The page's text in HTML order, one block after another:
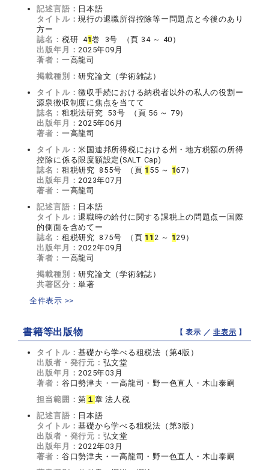
記述言語： 日本語
タイトル：現行の退職所得控除等ー問題点と今後のあり
方ー
誌名： 税研 41巻 3号 （頁 34 ～ 40）
出版年月：2025年09月
著者： 一高龍司
掲載種別：研究論文（学術雑誌）
タイトル：徴収手続における納税者以外の私人の役割ー
源泉徴収制度に焦点を当てて
誌名： 租税法研究 53号 （頁 56 ～ 79）
出版年月：2025年06月
著者： 一高龍司
タイトル：米国連邦所得税における州・地方税額の所得
控除に係る限度額設定(SALT Cap)
誌名： 租税研究 855号 （頁 1 55 ～ 167）
出版年月：2023年07月
著者： 一高龍司
記述言語： 日本語
タイトル：退職時の給付に関する課税上の問題点ー国際
的側面を含めてー
誌名： 租税研究 875号 （頁 1 1 2 ～ 129）
出版年月：2022年09月
著者： 一高龍司
掲載種別：研究論文（学術雑誌）
共著区分：単著
全件表示 >>
書籍等出版物 【 表示 ／非表示 】
タイトル：基礎から学べる租税法（第4版）
出版者・発行元： 弘文堂
出版年月：2025年03月
著者： 谷口勢津夫・一高龍司・野一色直人・木山泰嗣
担当範囲：第 １ 章 法人税
記述言語： 日本語
タイトル：基礎から学べる租税法（第3版）
出版者・発行元： 弘文堂
出版年月：2022年03月
著者： 谷口勢津夫・一高龍司・野一色直人・木山泰嗣